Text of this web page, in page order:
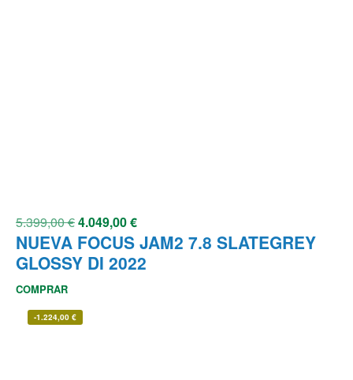
5.399,00€4.049,00€
NUEVA FOCUS JAM2 7.8 SLATEGREY
GLOSSY DI 2022
COMPRAR
-1.224,00 €